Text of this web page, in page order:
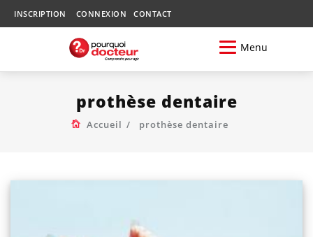
INSCRIPTION CONNEXION CONTACT
Menu
prothèse dentaire
Accueil prothèse dentaire